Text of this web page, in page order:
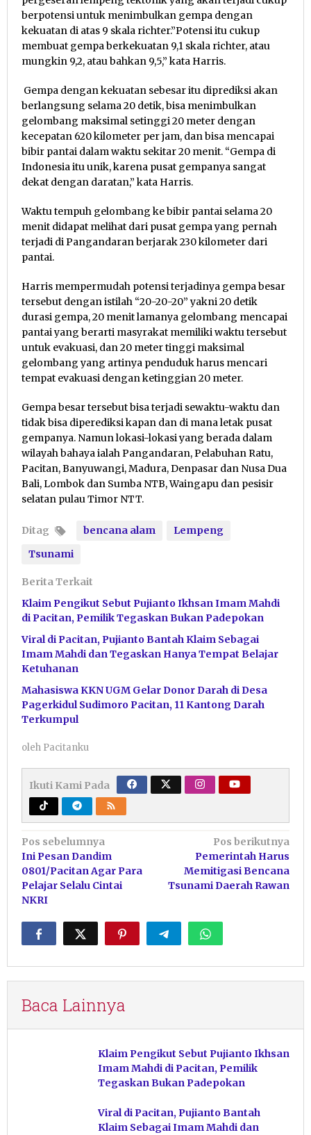
berpotensi untuk menimbulkan gempa dengan
kekuatan di atas 9 skala richter.”Potensi itu cukup
membuat gempa berkekuatan 9,1 skala richter, atau
mungkin 9,2, atau bahkan 9,5,” kata Harris.
Gempa dengan kekuatan sebesar itu diprediksi akan
berlangsung selama 20 detik, bisa menimbulkan
gelombang maksimal setinggi 20 meter dengan
kecepatan 620 kilometer per jam, dan bisa mencapai
bibir pantai dalam waktu sekitar 20 menit. “Gempa di
Indonesia itu unik, karena pusat gempanya sangat
dekat dengan daratan,” kata Harris.
Waktu tempuh gelombang ke bibir pantai selama 20
menit didapat melihat dari pusat gempa yang pernah
terjadi di Pangandaran berjarak 230 kilometer dari
pantai.
Harris mempermudah potensi terjadinya gempa besar
tersebut dengan istilah “20-20-20” yakni 20 detik
durasi gempa, 20 menit lamanya gelombang mencapai
pantai yang berarti masyrakat memiliki waktu tersebut
untuk evakuasi, dan 20 meter tinggi maksimal
gelombang yang artinya penduduk harus mencari
tempat evakuasi dengan ketinggian 20 meter.
Gempa besar tersebut bisa terjadi sewaktu-waktu dan
tidak bisa diperediksi kapan dan di mana letak pusat
gempanya. Namun lokasi-lokasi yang berada dalam
wilayah bahaya ialah Pangandaran, Pelabuhan Ratu,
Pacitan, Banyuwangi, Madura, Denpasar dan Nusa Dua
Bali, Lombok dan Sumba NTB, Waingapu dan pesisir
selatan pulau Timor NTT.
Ditag bencana alam
Lempeng
Tsunami
Berita Terkait
Klaim Pengikut Sebut Pujianto Ikhsan Imam Mahdi
di Pacitan, Pemilik Tegaskan Bukan Padepokan
Viral di Pacitan, Pujianto Bantah Klaim Sebagai
Imam Mahdi dan Tegaskan Hanya Tempat Belajar
Ketuhanan
Mahasiswa KKN UGM Gelar Donor Darah di Desa
Pagerkidul Sudimoro Pacitan, 11 Kantong Darah
Terkumpul
oleh Pacitanku
Ikuti Kami Pada
Navigasi
pos
Pos sebelumnya
Ini Pesan Dandim
0801/Pacitan Agar Para
Pelajar Selalu Cintai
NKRI
Pos berikutnya
Pemerintah Harus
Memitigasi Bencana
Tsunami Daerah Rawan
Baca Lainnya
Klaim Pengikut Sebut Pujianto Ikhsan
Imam Mahdi di Pacitan, Pemilik
Tegaskan Bukan Padepokan
Viral di Pacitan, Pujianto Bantah
Klaim Sebagai Imam Mahdi dan